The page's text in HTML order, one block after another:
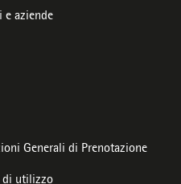
e aziende
Generali di Prenotazione
di utilizzo